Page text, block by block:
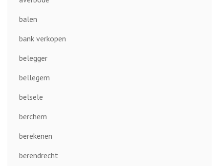
balen
bank verkopen
belegger
bellegem
belsele
berchem
berekenen
berendrecht